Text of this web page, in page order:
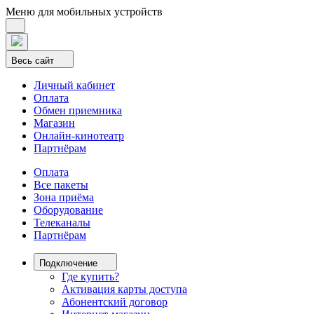
Меню для мобильных устройств
Весь сайт
Личный кабинет
Оплата
Обмен приемника
Магазин
Онлайн-кинотеатр
Партнёрам
Оплата
Все пакеты
Зона приёма
Оборудование
Телеканалы
Партнёрам
Подключение
Где купить?
Активация карты доступа
Абонентский договор